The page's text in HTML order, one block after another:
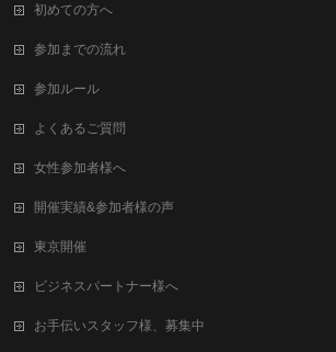
初めての方へ
参加までの流れ
参加ルール
よくあるご質問
女性参加者様へ
開催実績&参加者様の声
東京開催
ビジネスパートナー様へ
お手伝いスタッフ様、募集中